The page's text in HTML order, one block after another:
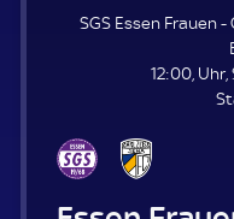
SGS Essen Frauen
12:00, Uhr,